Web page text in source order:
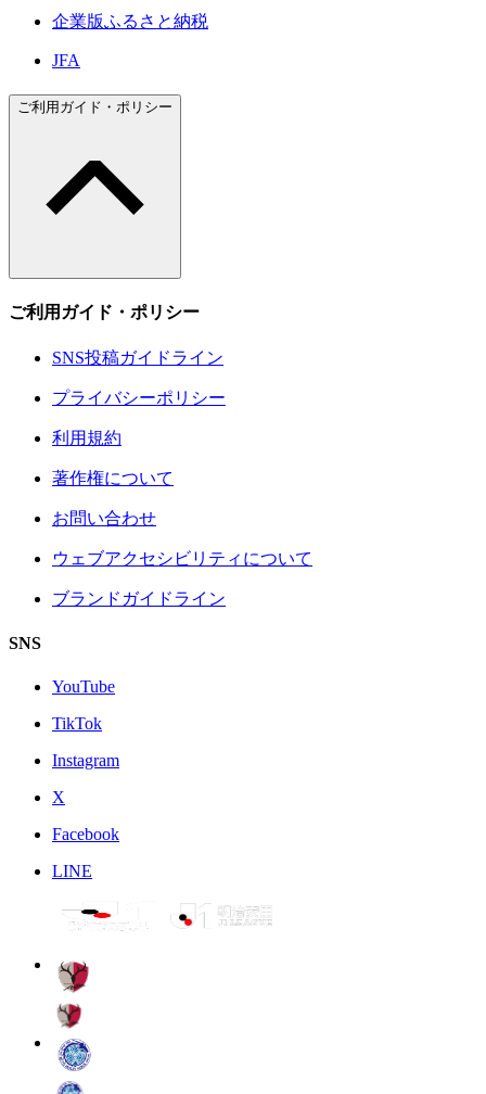
企業版ふるさと納税
JFA
ご利用ガイド・ポリシー
ご利用ガイド・ポリシー
SNS投稿ガイドライン
プライバシーポリシー
利用規約
著作権について
お問い合わせ
ウェブアクセシビリティについて
ブランドガイドライン
SNS
YouTube
TikTok
Instagram
X
Facebook
LINE